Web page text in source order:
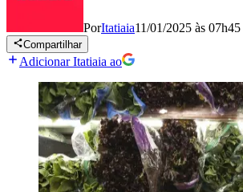
PorItatiaia11/01/2025 às 07h45
Compartilhar
Adicionar Itatiaia ao